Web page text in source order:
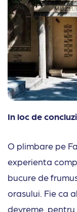
In loc de
O plimbare pe
experienta
bucure de
orasului. Fie ca
devreme,